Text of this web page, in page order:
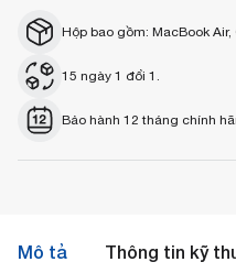
Hộp bao gồm: MacBook
15 ngày 1 đổi 1.
Bảo hành 12 tháng chính
Mô tả Thông tin kỹ